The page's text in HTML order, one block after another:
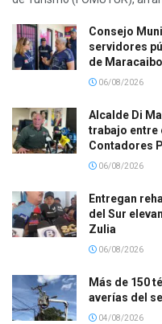
Consejo
servidores
de Maracaibo
06/08/2026
Alcalde Di
trabajo entre
Contadores
06/08/2026
Entregan
del Sur
Zulia
06/08/2026
Más de 150
averías del
04/08/2026